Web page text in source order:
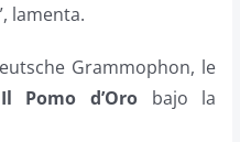
lamenta.
Grammophon, le
Il Pomo d’Oro bajo la